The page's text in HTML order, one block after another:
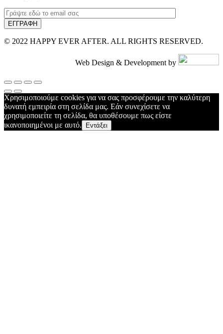
© 2022 HAPPY EVER AFTER. ALL RIGHTS RESERVED.
Web Design & Development by
Χρησιμοποιούμε cookies για να σας προσφέρουμε την καλύτερη
δυνατή εμπειρία στη σελίδα μας. Εάν συνεχίσετε να
χρησιμοποιείτε τη σελίδα, θα υποθέσουμε πως είστε
ικανοποιημένοι με αυτό.
Εντάξει